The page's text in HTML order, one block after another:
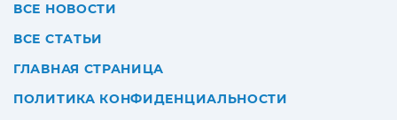
ВСЕ НОВОСТИ
ВСЕ СТАТЬИ
ГЛАВНАЯ СТРАНИЦА
ПОЛИТИКА КОНФИДЕНЦИАЛЬНОСТИ